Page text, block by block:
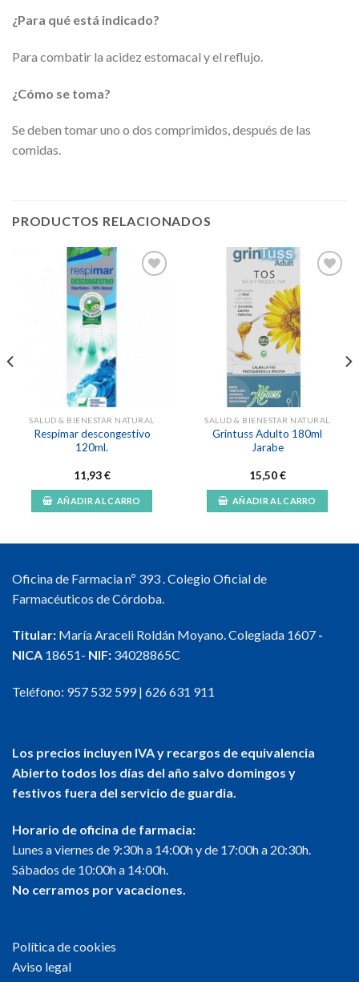
¿Para qué está indicado?
Para combatir la acidez estomacal y el reflujo.
¿Cómo se toma?
Se deben tomar uno o dos comprimidos, después de las
comidas.
PRODUCTOS RELACIONADOS
SALUD & BIENESTAR NATURAL
Respimar descongestivo
120ml.
11,93€
AÑADIR AL CARRO
SALUD & BIENESTAR NATURAL
Grintuss Adulto 180ml
Jarabe
15,50€
AÑADIR AL CARRO
Oficina de Farmacia nº 393 . Colegio Oficial de
Farmacéuticos de Córdoba.
Titular: María Araceli Roldán Moyano. Colegiada 1607 -
NICA 18651- NIF: 34028865C
Teléfono: 957 532 599| 626 631 911
Los precios incluyen IVA y recargos de equivalencia
Abierto todos los días del año salvo domingos y
festivos fuera del servicio de guardia.
Horario de oficina de farmacia:
Lunes a viernes de 9:30h a 14:00h y de 17:00h a 20:30h.
Sábados de 10:00h a 14:00h.
No cerramos por vacaciones.
Política de cookies
Aviso legal